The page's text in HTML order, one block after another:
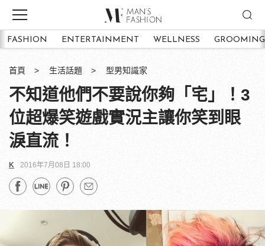
FASHION ENTERTAINMENT WELLNESS GROOMING
首頁 生活話題 型男知識家
不知道他們不要說你夠「宅」！3
位超爆笑遊戲實況主讓你笑到眼
淚直流！
K 2016年7月08日 18:00